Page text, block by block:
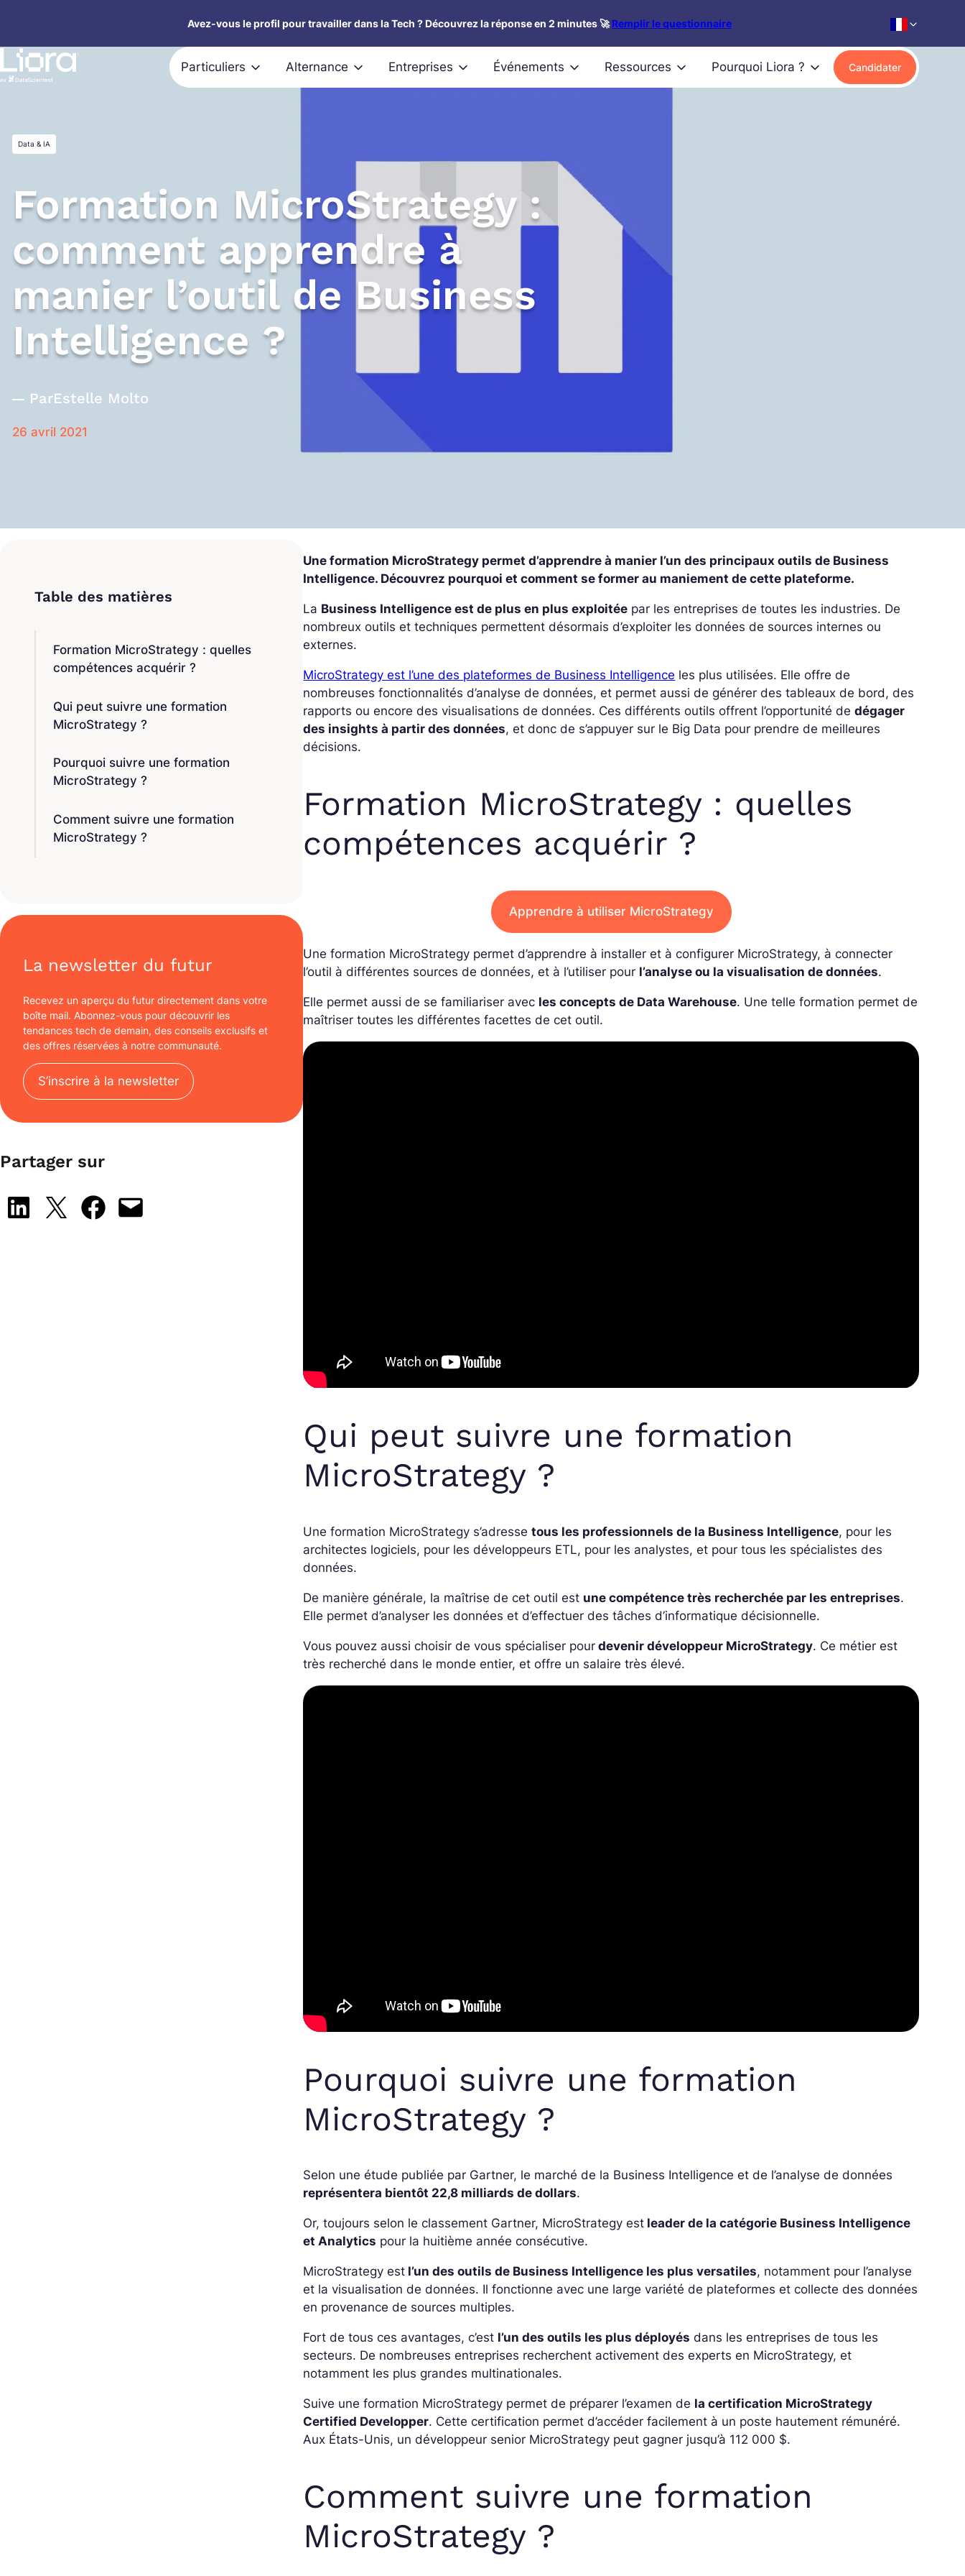
contenu
Avez-vous le profil pour travailler dans la Tech ? Découvrez la réponse en 2 minutes 🚀Remplir le questionnaire
Particuliers Alternance Entreprises Événements Ressources Pourquoi Liora ? Candidater
Data & IA
Formation MicroStrategy :
comment apprendre à
manier l’outil de Business
Intelligence ?
ParEstelle Molto
26 avril 2021
Formation MicroStrategy : quelles
compétences acquérir ?
Qui peut suivre une formation
MicroStrategy ?
Pourquoi suivre une formation
MicroStrategy ?
Comment suivre une formation
MicroStrategy ?
La newsletter du futur
Recevez un aperçu du futur directement dans votre
boîte mail. Abonnez-vous pour découvrir les
tendances tech de demain, des conseils exclusifs et
des offres réservées à notre communauté.
S’inscrire à la newsletter
Partager sur
Share on LinkedIn
Share on X Share on Facebook
Email this Page
Une formation MicroStrategy permet d’apprendre à manier l’un des principaux outils de Business
Intelligence. Découvrez pourquoi et comment se former au maniement de cette plateforme.
La Business Intelligence est de plus en plus exploitée par les entreprises de toutes les industries. De
nombreux outils et techniques permettent désormais d’exploiter les données de sources internes ou
externes.
MicroStrategy est l’une des plateformes de Business Intelligence les plus utilisées. Elle offre de
nombreuses fonctionnalités d’analyse de données, et permet aussi de générer des tableaux de bord, des
rapports ou encore des visualisations de données. Ces différents outils offrent l’opportunité dedégager
des insights à partir des données, et donc de s’appuyer sur le Big Data pour prendre de meilleures
décisions.
Formation MicroStrategy : quelles
compétences acquérir ?
Apprendre à utiliser MicroStrategy
Une formation MicroStrategy permet d’apprendre à installer et à configurer MicroStrategy, à connecter
l’outil à différentes sources de données, et à l’utiliser pour l’analyse ou la visualisation de données.
Elle permet aussi de se familiariser avec les concepts de Data Warehouse. Une telle formation permet de
maîtriser toutes les différentes facettes de cet outil.
Qui peut suivre une formation
MicroStrategy ?
Une formation MicroStrategy s’adressetous les professionnels de la Business Intelligence, pour les
architectes logiciels, pour les développeurs ETL, pour les analystes, et pour tous les spécialistes des
données.
De manière générale, la maîtrise de cet outil est une compétence très recherchée par les entreprises.
Elle permet d’analyser les données et d’effectuer des tâches d’informatique décisionnelle.
Vous pouvez aussi choisir de vous spécialiser pour devenir développeur MicroStrategy. Ce métier est
très recherché dans le monde entier, et offre un salaire très élevé.
Pourquoi suivre une formation
MicroStrategy ?
Selon une étude publiée par Gartner, le marché de la Business Intelligence et de l’analyse de données
représentera bientôt 22,8 milliards de dollars.
Or, toujours selon le classement Gartner, MicroStrategy est leader de la catégorie Business Intelligence
et Analytics pour la huitième année consécutive.
MicroStrategy est l’un des outils de Business Intelligence les plus versatiles, notamment pour l’analyse
et la visualisation de données. Il fonctionne avec une large variété de plateformes et collecte des données
en provenance de sources multiples.
Fort de tous ces avantages, c’est l’un des outils les plus déployés dans les entreprises de tous les
secteurs. De nombreuses entreprises recherchent activement des experts en MicroStrategy, et
notamment les plus grandes multinationales.
Suive une formation MicroStrategy permet de préparer l’examen de la certification MicroStrategy
Certified Developper. Cette certification permet d’accéder facilement à un poste hautement rémunéré.
Aux États-Unis, un développeur senior MicroStrategy peut gagner jusqu’à 112 000 $.
Comment suivre une formation
MicroStrategy ?